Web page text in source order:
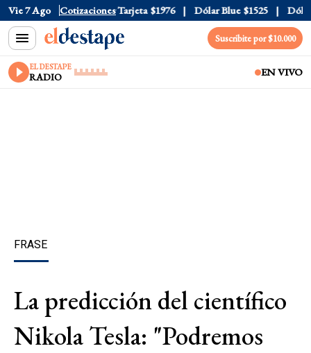
Vie 7 Ago Cotizaciones
$1520 Dólar Tarjeta $1976 Dólar Blue $1525 Dólar
Suscribite por $10.000
EL DESTAPE
RADIO EN VIVO
FRASE
La predicción del científico
Nikola Tesla: "Podremos